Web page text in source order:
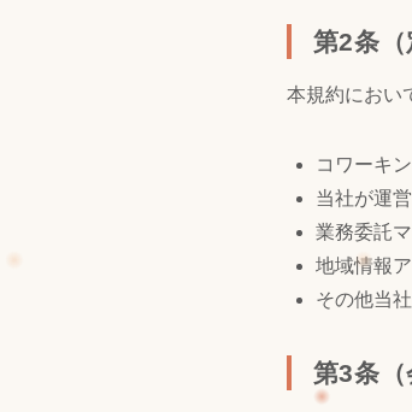
第2条（
本規約におい
コワーキ
当社が運
業務委託
地域情報
その他当
第3条（